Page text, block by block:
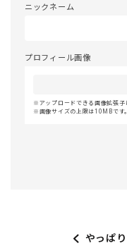
ニックネーム
プロフィール画像
アップロードできる画像拡
画像サイズの上限は10MBです。
やっぱ